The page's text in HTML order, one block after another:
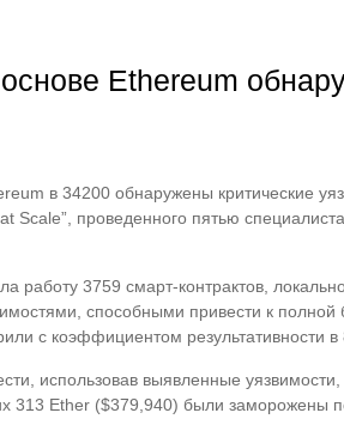
Ethereum
в 34200 обнаружены критические
Scale”, проведенного пятью
работу 3759 смарт-контрактов,
способными привести к полной
с коэффициентом результативности в
использовав выявленные
313 Ether ($379,940) были заморожены